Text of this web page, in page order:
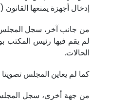
إدخال أجهزة يمنعها
الحالات.
كما لم يعاين المجلس تصويتا بالوكالة